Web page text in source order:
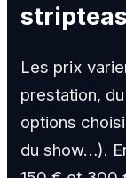
Les prix
prestation,
options
du show…).